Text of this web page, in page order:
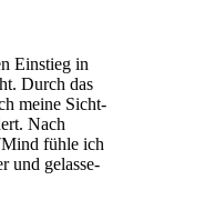
Ein­stieg in
Durch das
meine Sicht­
Nach
fühle ich
und gelas­se­